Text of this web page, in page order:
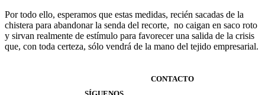
Por todo ello, esperamos que estas medidas, recién sacadas de la
chistera para abandonar la senda del recorte, no caigan en saco roto
y sirvan realmente de estímulo para favorecer una salida de la crisis
que, con toda certeza, sólo vendrá de la mano del tejido empresarial.
CONTACTO